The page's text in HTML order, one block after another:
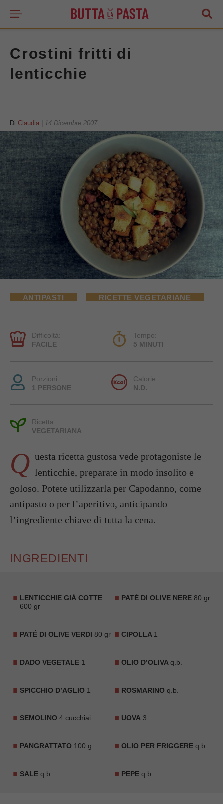
Crostini fritti di
lenticchie
Di Claudia 14 Dicembre 2007
ANTIPASTI RICETTE VEGETARIANE
Difficoltà:
FACILE
Tempo:
5 MINUTI
Porzioni:
1 PERSONE
Calorie:
N.D.
Ricetta:
VEGETARIANA
Q uesta ricetta gustosa vede protagoniste le
lenticchie, preparate in modo insolito e
goloso. Potete utilizzarla per Capodanno, come
antipasto o per l’aperitivo, anticipando
l’ingrediente chiave di tutta la cena.
INGREDIENTI
LENTICCHIE GIÀ COTTE
600 gr
PATÈ DI OLIVE NERE 80 gr
PATÉ DI OLIVE VERDI 80 gr CIPOLLA 1
DADO VEGETALE 1 OLIO D’OLIVA q.b.
SPICCHIO D’AGLIO 1 ROSMARINO q.b.
SEMOLINO 4 cucchiai UOVA 3
PANGRATTATO 100 g OLIO PER FRIGGERE q.b.
SALE q.b. PEPE q.b.